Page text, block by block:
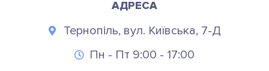
АДРЕСА
Тернопіль, вул. Київська, 7-Д
Пн - Пт 9:00 - 17:00